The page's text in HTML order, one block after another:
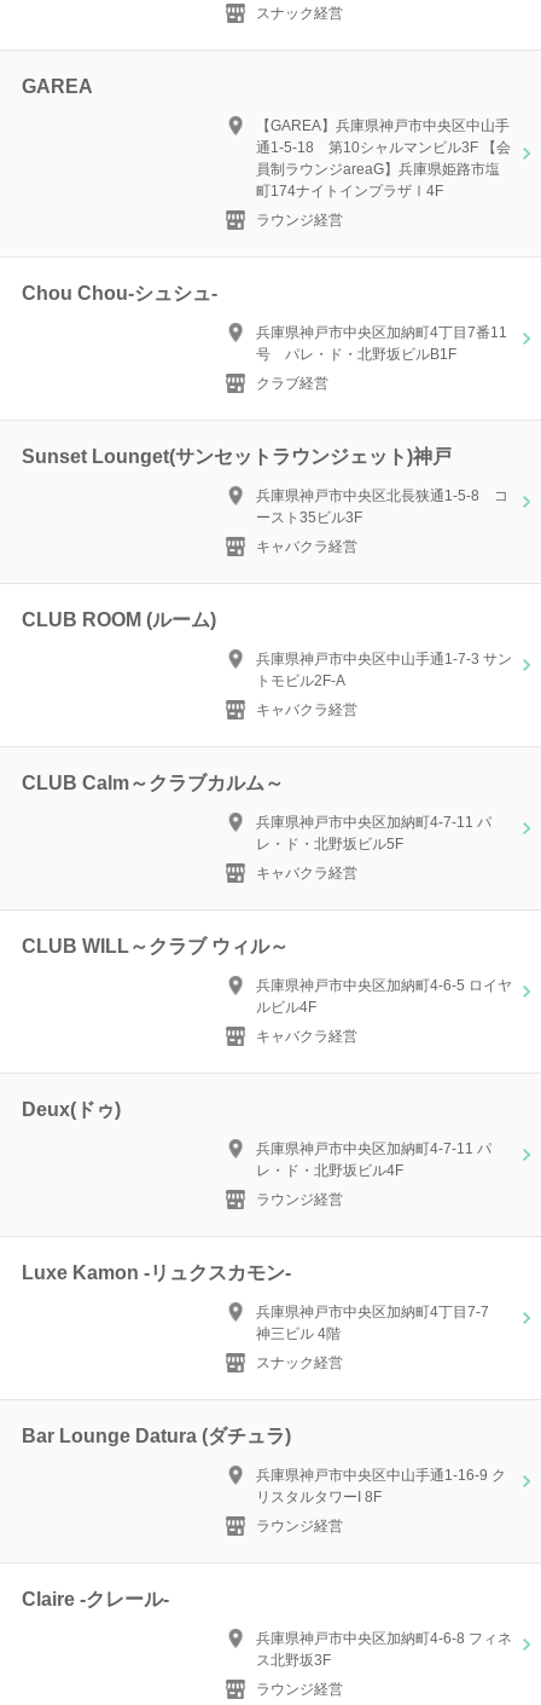
スナック経営
GAREA
【GAREA】兵庫県神戸市中央区中山手
通1-5-18 第10シャルマンビル3F 【会
員制ラウンジareaG】兵庫県姫路市塩
町174ナイトインプラザⅠ4F
ラウンジ経営
Chou Chou-シュシュ-
兵庫県神戸市中央区加納町4丁目7番11
号 パレ・ド・北野坂ビルB1F
クラブ経営
Sunset Lounget(サンセットラウンジェット)神戸
兵庫県神戸市中央区北長狭通1-5-8 コ
ースト35ビル3F
キャバクラ経営
CLUB ROOM (ルーム)
兵庫県神戸市中央区中山手通1-7-3 サン
トモビル2F-A
キャバクラ経営
CLUB Calm～クラブカルム～
兵庫県神戸市中央区加納町4-7-11 パ
レ・ド・北野坂ビル5F
キャバクラ経営
CLUB WILL～クラブ ウィル～
兵庫県神戸市中央区加納町4-6-5 ロイヤ
ルビル4F
キャバクラ経営
Deux(ドゥ)
兵庫県神戸市中央区加納町4-7-11 パ
レ・ド・北野坂ビル4F
ラウンジ経営
Luxe Kamon -リュクスカモン-
兵庫県神戸市中央区加納町4丁目7‐7
神三ビル 4階
スナック経営
Bar Lounge Datura (ダチュラ)
兵庫県神戸市中央区中山手通1-16-9 ク
リスタルタワーI 8F
ラウンジ経営
Claire -クレール-
兵庫県神戸市中央区加納町4-6-8 フィネ
ス北野坂3F
ラウンジ経営